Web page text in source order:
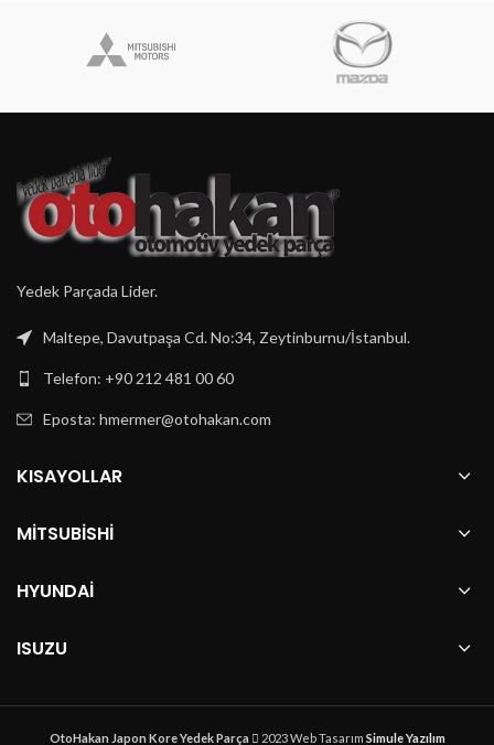
Yedek Parçada Lider.
Maltepe, Davutpaşa Cd. No:34, Zeytinburnu/İstanbul.
Telefon: +90 212 481 00 60
Eposta: hmermer@otohakan.com
KISAYOLLAR
MITSUBISHI
HYUNDAI
ISUZU
OtoHakan Japon Kore Yedek Parça 2023 Web Tasarım Simule Yazılım